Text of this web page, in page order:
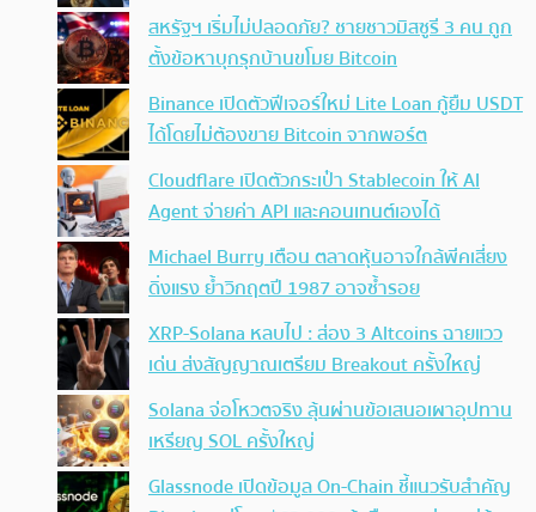
สหรัฐฯ เริ่มไม่ปลอดภัย? ชายชาวมิสซูรี 3 คน ถูก
ตั้งข้อหาบุกรุกบ้านขโมย Bitcoin
Binance เปิดตัวฟีเจอร์ใหม่ Lite Loan กู้ยืม USDT
ได้โดยไม่ต้องขาย Bitcoin จากพอร์ต
Cloudflare เปิดตัวกระเป๋า Stablecoin ให้ AI
Agent จ่ายค่า API และคอนเทนต์เองได้
Michael Burry เตือน ตลาดหุ้นอาจใกล้พีคเสี่ยง
ดิ่งแรง ย้ำวิกฤตปี 1987 อาจซ้ำรอย
XRP-Solana หลบไป : ส่อง 3 Altcoins ฉายแวว
เด่น ส่งสัญญาณเตรียม Breakout ครั้งใหญ่
Solana จ่อโหวตจริง ลุ้นผ่านข้อเสนอเผาอุปทาน
เหรียญ SOL ครั้งใหญ่
Glassnode เปิดข้อมูล On-Chain ชี้แนวรับสำคัญ